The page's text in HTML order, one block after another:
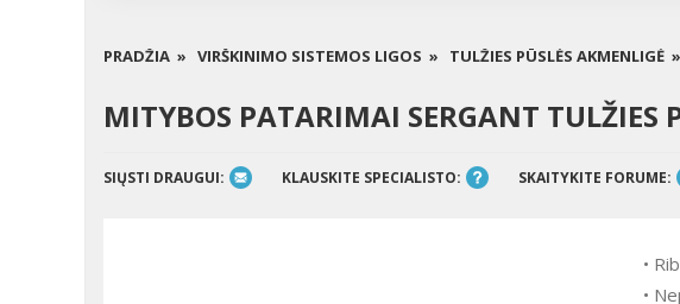
PRADŽIA » VIRŠKINIMO SISTEMOS LIGOS » TULŽIES PŪSLĖS AKMENLIGĖ »
MITYBOS PATARIMAI SERGANT TULŽIES
SIŲSTI DRAUGUI: KLAUSKITE SPECIALISTO: SKAITYKITE FORUME:
•
•